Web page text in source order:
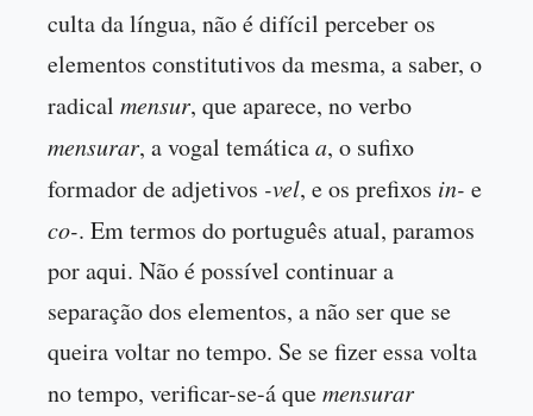
culta da língua, não é difícil perceber os
elementos constitutivos da mesma, a saber, o
radical mensur, que aparece, no verbo
mensurar, a vogal temáticaa, o sufixo
formador de adjetivos -vel, e os prefixos in- e
co-. Em termos do português atual, paramos
por aqui. Não é possível continuar a
separação dos elementos, a não ser que se
queira voltar no tempo. Se se fizer essa volta
no tempo, verificar-se-á quemensurar